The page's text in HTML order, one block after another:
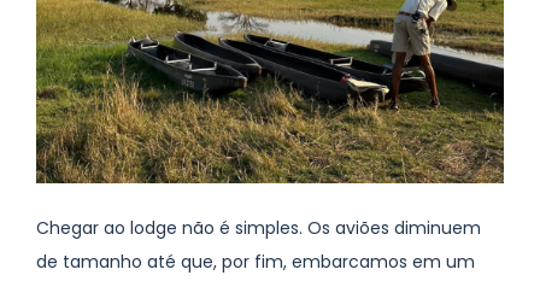
Chegar ao lodge não é simples. Os aviões diminuem
de tamanho até que, por fim, embarcamos em um